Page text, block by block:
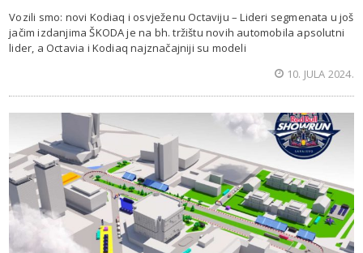
Vozili smo: novi Kodiaq i osvježenu Octaviju – Lideri segmenata u još
jačim izdanjima ŠKODA je na bh. tržištu novih automobila apsolutni
lider, a Octavia i Kodiaq najznačajniji su modeli
10. JULA 2024.